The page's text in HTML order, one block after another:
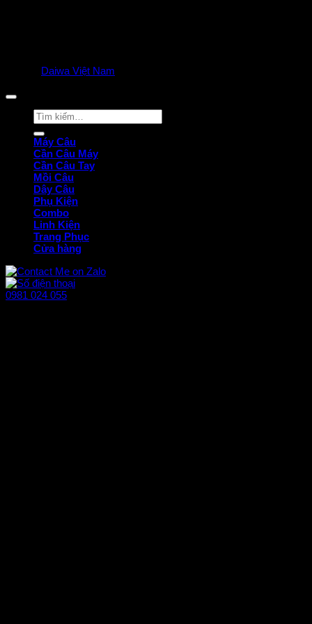
Daiwa Việt Nam
Tìm
kiếm:
Máy Câu
Cần Câu Máy
Cần Câu Tay
Mồi Câu
Dây Câu
Phụ Kiện
Combo
Linh Kiện
Trang Phục
Cửa hàng
0981 024 055